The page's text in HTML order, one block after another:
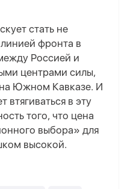
стать не
фронта в
Россией и
центрами силы,
Южном Кавказе. И
втягиваться в эту
того, что цена
выбора» для
высокой.